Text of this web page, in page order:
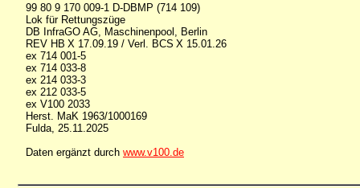
99 80 9 170 009-1 D-DBMP (714 109)
Lok für Rettungszüge
DB InfraGO AG, Maschinenpool, Berlin
REV HB X 17.09.19 / Verl. BCS X 15.01.26
ex 714 001-5
ex 714 033-8
ex 214 033-3
ex 212 033-5
ex V100 2033
Herst. MaK 1963/1000169
Fulda, 25.11.2025
Daten ergänzt durch www.v100.de